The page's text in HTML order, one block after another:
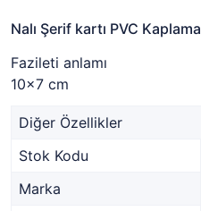
Nalı Şerif kartı PVC Kaplama
Fazileti anlamı
10x7 cm
Diğer Özellikler
Stok Kodu
Marka